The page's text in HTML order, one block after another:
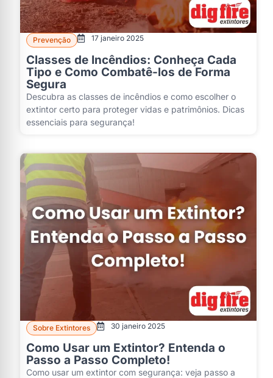
Prevenção 17 janeiro 2025
Classes de Incêndios: Conheça Cada
Tipo e Como Combatê-los de Forma
Segura
Descubra as classes de incêndios e como escolher o
extintor certo para proteger vidas e patrimônios. Dicas
essenciais para segurança!
Sobre Extintores 30 janeiro 2025
Como Usar um Extintor? Entenda o
Passo a Passo Completo!
Como usar um extintor com segurança: veja passo a